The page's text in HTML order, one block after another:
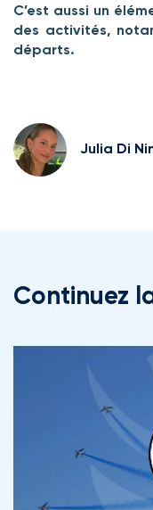
C’est aussi un
des activités,
départs.
Julia Di
Continuez